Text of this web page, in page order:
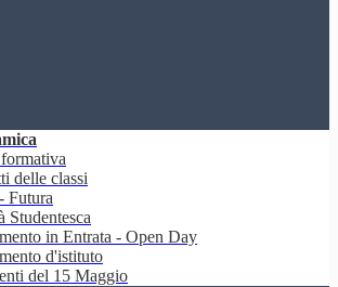
delle classi
Futura
Studentesca
in Entrata - Open Day
d'istituto
del 15 Maggio